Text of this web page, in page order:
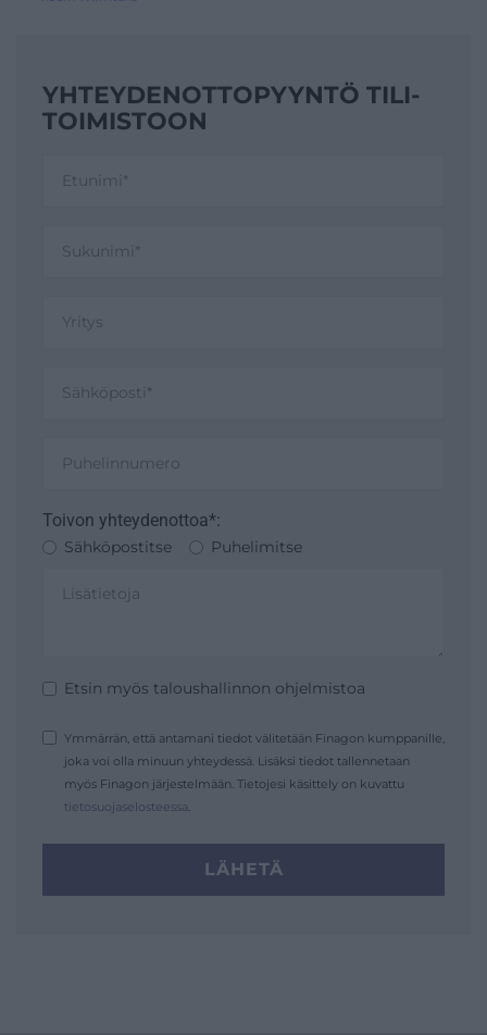
YHTEYDENOTTO­PYYNTÖ TILI­
TOIMISTOON
Toivon yhteydenottoa*:
Sähköpostitse Puhelimitse
Etsin myös taloushallinnon ohjelmistoa
Ymmärrän, että antamani tiedot välitetään Finagon kumppanille,
joka voi olla minuun yhteydessä. Lisäksi tiedot tallennetaan
myös Finagon järjestelmään. Tietojesi käsittely on kuvattu
tietosuojaselosteessa .
LÄHETÄ